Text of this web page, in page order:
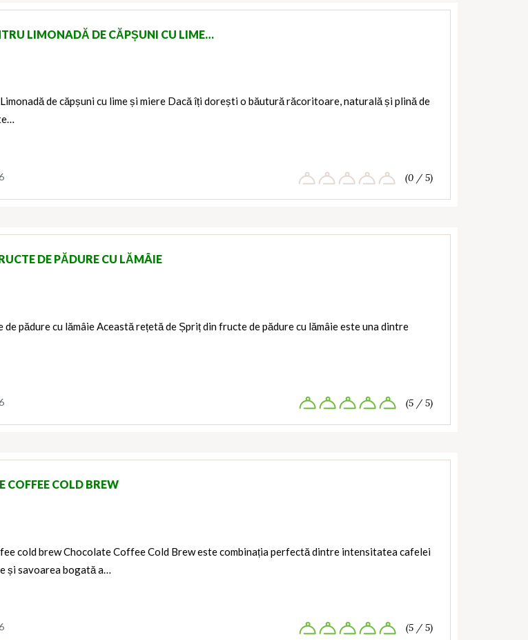
LIMONADĂ DE CĂPȘUNI CU LIME…
de căpșuni cu lime și miere Dacă îți dorești o băutură răcoritoare, naturală și plină de
(0 / 5)
DE PĂDURE CU LĂMÂIE
de pădure cu lămâie Această rețetă de Șpriț din fructe de pădure cu lămâie este una dintre
(5 / 5)
COFFEE COLD BREW
cold brew Chocolate Coffee Cold Brew este combinația perfectă dintre intensitatea cafelei
și savoarea bogată a…
(5 / 5)